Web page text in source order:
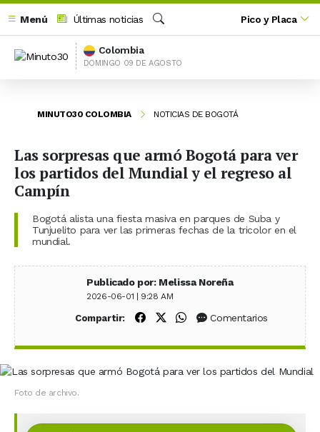
Menú
Últimas noticias
Buscar
Pico y Placa
Colombia
DOMINGO 09 DE AGOSTO
MINUTO30 COLOMBIA NOTICIAS DE BOGOTÁ
Las sorpresas que armó Bogotá para ver
los partidos del Mundial y el regreso al
Campín
Bogotá alista una fiesta masiva en parques de Suba y
Tunjuelito para ver las primeras fechas de la tricolor en el
mundial.
Publicado por: Melissa Noreña
2026-06-01 | 9:28 AM
Compartir: Compartir en Facebook
Compartir en X (Twitter)
Compartir en WhatsApp
Comentarios
Foto de archivo.